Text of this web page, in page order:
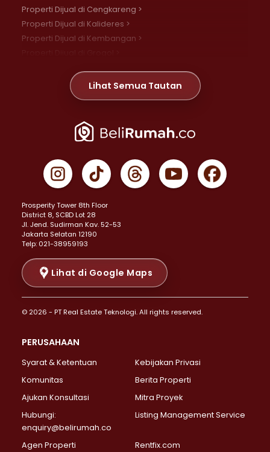
Properti Dijual di Cengkareng >
Properti Dijual di Kalideres >
Properti Dijual di Kembangan >
Properti Dijual di Meruya >
Properti Dijual di Jelambar >
Properti Dijual di Jakarta Pusat >
Properti Dijual di Gambir >
Properti Dijual di Johar Baru >
Properti Dijual di Menteng >
Properti Dijual di Senen >
Properti Dijual di Tanah Abang >
Properti Dijual di Cikini >
Properti Dijual di Kramat >
Properti Dijual di Pasar Baru >
Properti Dijual di Bendungan Hilir >
Properti Dijual di Jakarta Selatan >
Properti Dijual di Lebak Bulus >
Properti Dijual di Gandaria Selatan >
Properti Dijual di Pondok Labu >
Properti Dijual di Lenteng Agung >
Properti Dijual di Senayan >
Properti Dijual di Pondok Pinang >
Lihat Semua Tautan
Prosperity Tower 8th Floor
District 8, SCBD Lot 28
JI. Jend. Sudirman Kav. 52-53
Jakarta Selatan 12190
Telp: 021-38959193
Lihat di Google Maps
© 2026 - PT Real Estate Teknologi. All rights reserved.
PERUSAHAAN
Syarat & Ketentuan
Kebijakan Privasi
Komunitas
Berita Properti
Ajukan Konsultasi
Mitra Proyek
Hubungi:
enquiry@belirumah.co
Listing Management Service
Agen Properti Rentfix.com